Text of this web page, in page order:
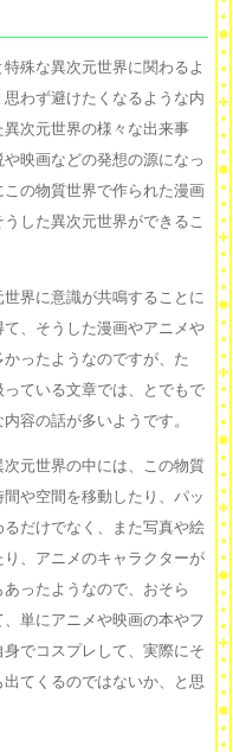
殊な異次元世界に関わるよ
わず避けたくなるような内
次元世界の様々な出来事
映画などの発想の源になっ
の物質世界で作られた漫画
した異次元世界ができるこ
界に意識が共鳴することに
、そうした漫画やアニメや
ったようなのですが、た
ている文章では、とでもで
容の話が多いようです。
元世界の中には、この物質
や空間を移動したり、パッ
だけでなく、また写真や絵
、アニメのキャラクターが
ったようなので、おそら
単にアニメや映画の本やフ
でコスプレして、実際にそ
てくるのではないか、と思